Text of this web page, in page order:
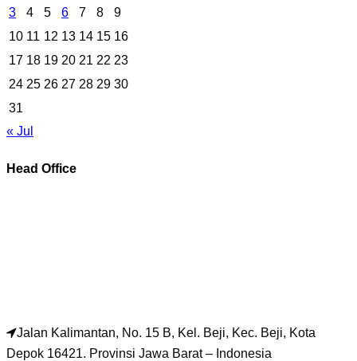
3
4 5 6 7 8
9
10 11 12 13 14 15 16
17 18 19 20 21 22 23
24 25 26 27 28 29 30
31
« Jul
Head Office
Jalan Kalimantan, No. 15 B, Kel. Beji, Kec. Beji, Kota
Depok 16421. Provinsi Jawa Barat – Indonesia